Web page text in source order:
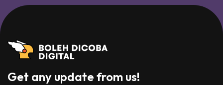
Get any update from us!